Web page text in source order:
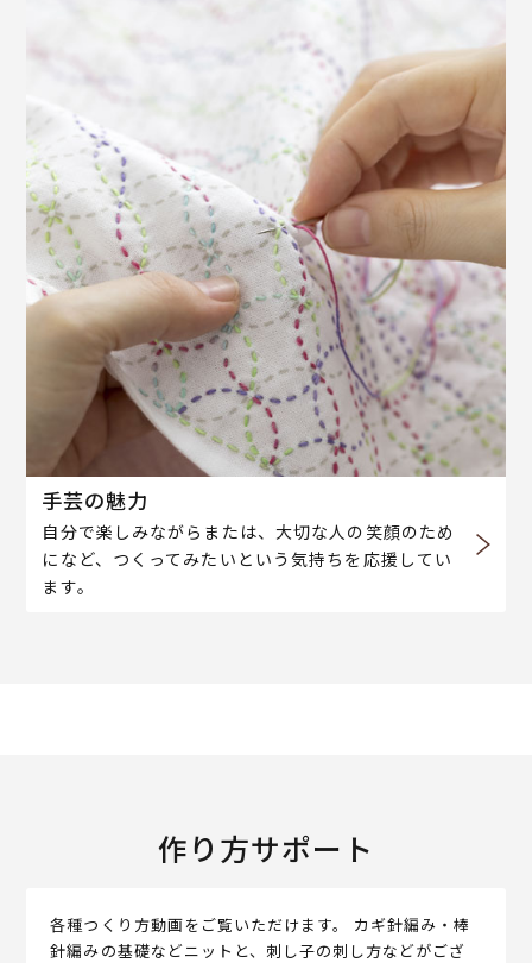
手芸の魅力
自分で楽しみながらまたは、大切な人の笑顔のため
になど、つくってみたいという気持ちを応援してい
ます。
作り方サポート
各種つくり方動画をご覧いただけます。 カギ針編み・棒
針編みの基礎などニットと、刺し子の刺し方などがござ